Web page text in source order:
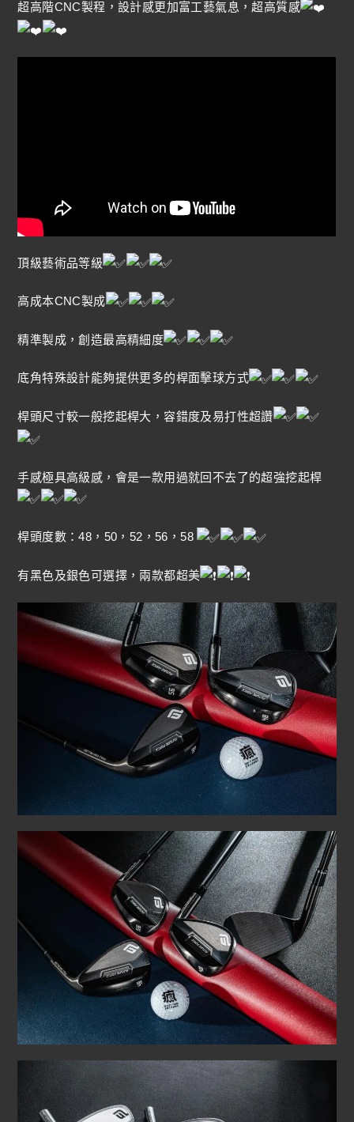
超高階CNC製程，設計感更加富工藝氣息，超高質感
頂級藝術品等級
高成本CNC製成
精準製成，創造最高精細度
底角特殊設計能夠提供更多的桿面擊球方式
桿頭尺寸較一般挖起桿大，容錯度及易打性超讚
手感極具高級感，會是一款用過就回不去了的超強挖起桿
桿頭度數：48，50，52，56，58
有黑色及銀色可選擇，兩款都超美